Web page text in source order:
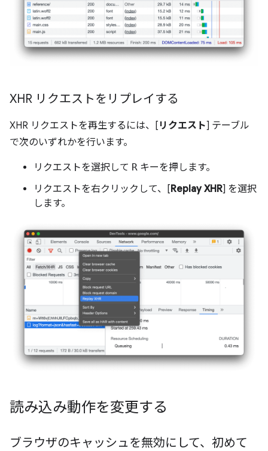
XHR リクエストをリプレイする
XHR リクエストを再生するには、[ リクエスト] テーブル
で次のいずれかを行います。
リクエストを選択して R キーを押します。
リクエストを右クリックして、[Replay XHR] を選択
します。
読み込み動作を変更する
ブラウザのキャッシュを無効にして、初めて